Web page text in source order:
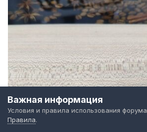
Важная информация
Условия и правила использования форума
Правила.